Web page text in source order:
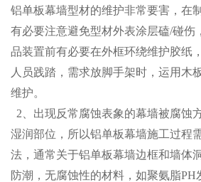
铝单板幕墙型材的维护非常要害，在
有必要注意避免型材外表涂层磕/碰伤
品装置前有必要在外框环绕维护胶纸
人员践踏，需求放脚手架时，运用木
维护。
2、出现反常腐蚀表象的幕墙被腐蚀
湿润部位，所以铝单板幕墙施工过程
法，通常关于铝单板幕墙边框和墙体
防潮，无腐蚀性的材料，如聚氨脂